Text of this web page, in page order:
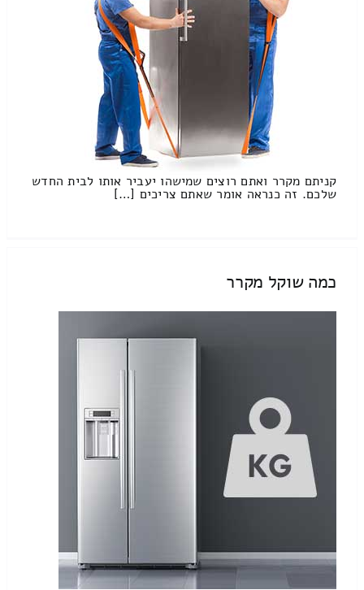
קניתם מקרר ואתם רוצים שמישהו יעביר אותו לבית החדש
שלכם. זה כנראה אומר שאתם צריכים […]
כמה שוקל מקרר